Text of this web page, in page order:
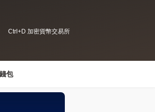
Ctrl+D 加密貨幣交易所
包